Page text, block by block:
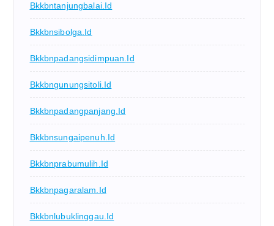
Bkkbntanjungbalai.id
Bkkbnsibolga.id
Bkkbnpadangsidimpuan.id
Bkkbngunungsitoli.id
Bkkbnpadangpanjang.id
Bkkbnsungaipenuh.id
Bkkbnprabumulih.id
Bkkbnpagaralam.id
Bkkbnlubuklinggau.id